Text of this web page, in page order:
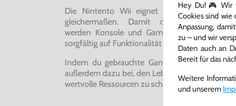
Die Nintento Wii eignet sich perfekt für
gleichermaßen. Damit du ein
werden Konsole und Game in unserer
sorgfältig auf Funktionalität getestet, gereinigt
Indem du gebrauchte Games und
außerdem dazu bei, den Lebenszyklus von
wertvolle Ressourcen zu schonen und Abfall zu
Hey Du! 🎮 Wir
Cookies sind wie
Anpassung,
zu – und wir
Daten auch an
Bereit für das
Weitere
und unserem